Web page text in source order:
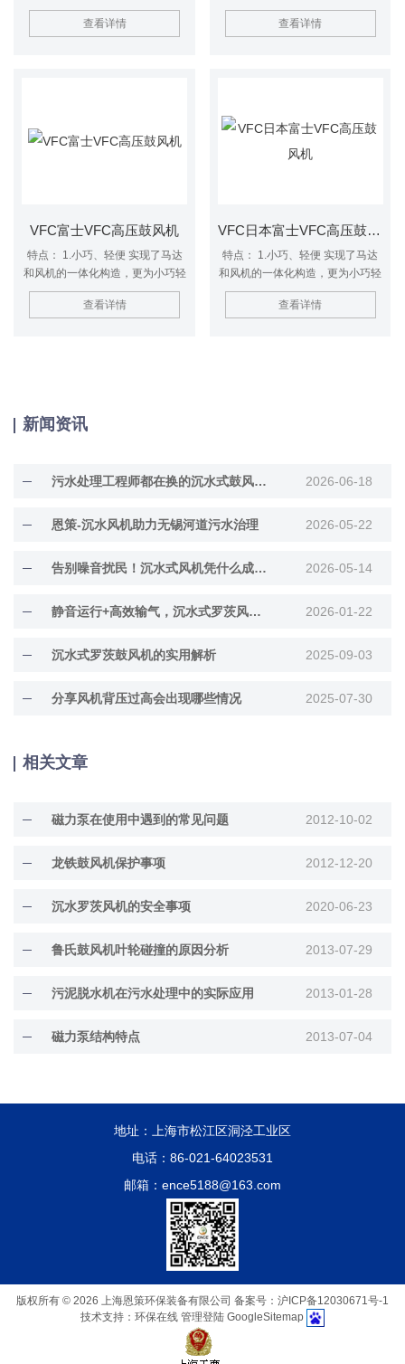
便。 2.低噪音 *的内设消音器装置
大幅度降低噪音。 3.防尘效果更佳
为：VFZ系列是较新的型号，可在
查看详情
便。 2.低噪音 *的内设消音器装置
大幅度降低噪音。 3.防尘效果更佳
特征。 VFZ系列与VFC系列差异
为：VFZ系列是较新的型号，可在
吸入全密闭时连续运转使用,同时重
查看详情
VFC富士VFC高压鼓风机
特点： 1.小巧、轻便 实现了马达
和风机的一体化构造，更为小巧轻
便。 2.低噪音 *的内设消音器装置
大幅度降低噪音。 3.防尘效果更佳
为：VFZ系列是较新的型号，可在
吸入全密闭时连续运转使用,同时重
查看详情
VFC日本富士VFC高压鼓风机
特点： 1.小巧、轻便 实现了马达
和风机的一体化构造，更为小巧轻
便。 2.低噪音 *的内设消音器装置
大幅度降低噪音。 3.防尘效果更佳
查看详情
新闻资讯
污水处理工程师都在换的沉水式鼓风机，到底好在哪？ 2026-06-18
恩策-沉水风机助力无锡河道污水治理 2026-05-22
告别噪音扰民！沉水式风机凭什么成为水处理优选？ 2026-05-14
静音运行+高效输气，沉水式罗茨风机为何成环保利器？ 2026-01-22
沉水式罗茨鼓风机的实用解析 2025-09-03
分享风机背压过高会出现哪些情况 2025-07-30
相关文章
磁力泵在使用中遇到的常见问题 2012-10-02
龙铁鼓风机保护事项 2012-12-20
沉水罗茨风机的安全事项 2020-06-23
鲁氏鼓风机叶轮碰撞的原因分析 2013-07-29
污泥脱水机在污水处理中的实际应用 2013-01-28
磁力泵结构特点 2013-07-04
地址：上海市松江区洞泾工业区
电话：86-021-64023531
邮箱：ence5188@163.com
版权所有 © 2026 上海恩策环保装备有限公司 备案号：沪ICP备12030671号-1
技术支持： 环保在线 管理登陆 GoogleSitemap